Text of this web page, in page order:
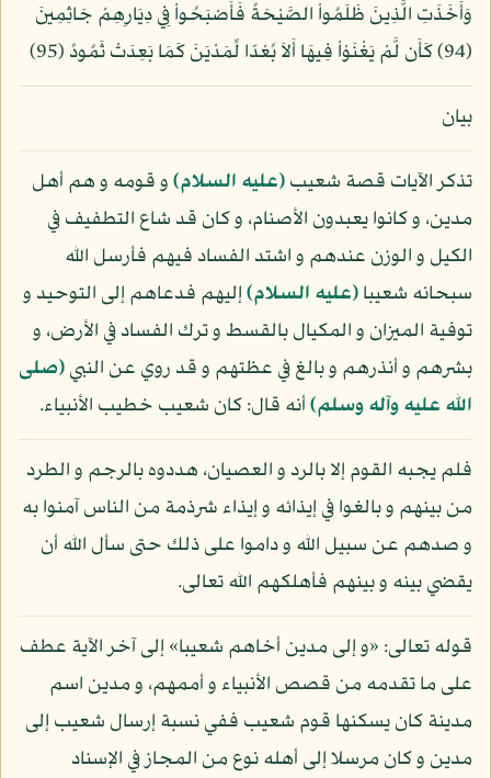
وَأَخَذَتِ الَّذِينَ ظَلَمُواْ الصَّيْحَةُ فَأَصْبَحُواْ فِي دِيَارِهِمْ جَاثِمِينَ
(94) كَأَن لَّمْ يَغْنَوْاْ فِيهَا أَلاَ بُعْدًا لِّمَدْيَنَ كَمَا بَعِدَتْ ثَمُودُ (95)
بيان
تذكر الآيات قصة شعيب(عليه السلام)و قومه و هم أهل
مدين، و كانوا يعبدون الأصنام، و كان قد شاع التطفيف في
الكيل و الوزن عندهم و اشتد الفساد فيهم فأرسل الله
سبحانه شعيبا(عليه السلام)إليهم فدعاهم إلى التوحيد و
توفية الميزان و المكيال بالقسط و ترك الفساد في الأرض، و
بشرهم و أنذرهم و بالغ في عظتهم و قد روي عن النبي(صلى
الله عليه وآله وسلم)أنه قال: كان شعيب خطيب الأنبياء.
فلم يجبه القوم إلا بالرد و العصيان، هددوه بالرجم و الطرد
من بينهم و بالغوا في إيذائه و إيذاء شرذمة من الناس آمنوا به
و صدهم عن سبيل الله و داموا على ذلك حتى سأل الله أن
يقضي بينه و بينهم فأهلكهم الله تعالى.
قوله تعالى: «و إلى مدين أخاهم شعيبا» إلى آخر الآية عطف
على ما تقدمه من قصص الأنبياء و أممهم، و مدين اسم
مدينة كان يسكنها قوم شعيب ففي نسبة إرسال شعيب إلى
مدين و كان مرسلا إلى أهله نوع من المجاز في الإسناد